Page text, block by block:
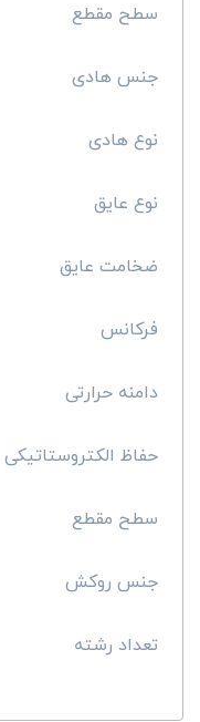
سطح مقطع
جنس هادی
نوع هادی
نوع عایق
ضخامت عایق
فرکانس
دامنه حرارتی
حفاظ الکتروستاتیکی
سطح مقطع
جنس روکش
تعداد رشته